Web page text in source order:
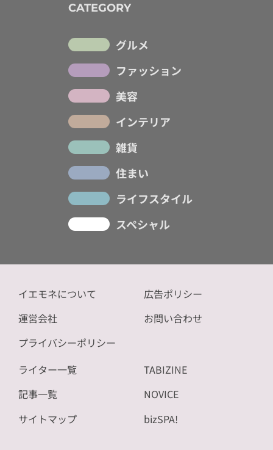
CATEGORY
グルメ
ファッション
美容
インテリア
雑貨
住まい
ライフスタイル
スペシャル
イエモネについて
運営会社
プライバシーポリシー
広告ポリシー
お問い合わせ
ライター一覧
記事一覧
サイトマップ
TABIZINE
NOVICE
bizSPA!